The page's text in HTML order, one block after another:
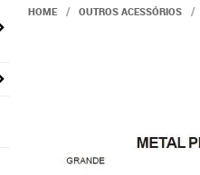
HOME OUTROS ACESSÓRIOS